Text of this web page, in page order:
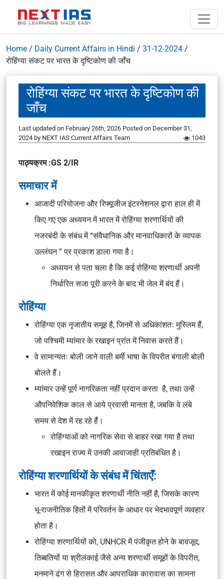
Home / Daily Current Affairs in Hindi / 31-12-2024 /
रोहिंग्या संकट पर भारत के दृष्टिकोण की जाँच
रोहिंग्या संकट पर भारत के दृष्टिकोण की
जाँच
Last updated on February 26th, 2026 Posted on December 31,
2024 by NEXT IAS Current Affairs Team 1043
पाठ्यक्रम :GS 2/IR
समाचार में
आजादी परियोजना और रिफ्यूजीज इंटरनेशनल द्वारा हाल ही में
किए गए एक अध्ययन में भारत में रोहिंग्या शरणार्थियों की
नजरबंदी के संबंध में “संवैधानिक और मानवाधिकारों के व्यापक
उल्लंघन ” पर प्रकाश डाला गया है।
अध्ययन से पता चला है कि कई रोहिंग्या शरणार्थी अपनी
निर्धारित सजा पूरी करने के बाद भी जेल में बंद हैं।
रोहिंग्या
रोहिंग्या एक नृजातीय समूह है, जिनमें से अधिकांशतः मुस्लिम हैं,
जो पश्चिमी म्यांमार के रखाइन प्रांत में निवास करते हैं।
वे सामान्यतः बोली जाने वाली बर्मी भाषा के विपरीत बंगाली बोली
बोलते हैं।
म्यांमार उन्हें पूर्ण नागरिकता नहीं प्रदान करता है, तथा उन्हें
औपनिवेशिक काल से आये प्रवासी मानता है, जबकि वे लंबे
समय से देश में रह रहे हैं।
रोहिंग्याओं को नागरिक सेवा से बाहर रखा गया है तथा
रखाइन राज्य में उनकी आवाजाही प्रतिबंधित है।
रोहिंग्या शरणार्थियों के संबंध में चिंताएँ:
भारत में कोई मानकीकृत शरणार्थी नीति नहीं है, जिसके कारण
भू-राजनीतिक हितों में परिवर्तन के आधार पर भेदभावपूर्ण व्यवहार
होता है।
रोहिंग्या शरणार्थियों को, UNHCR में पंजीकृत होने के बावजूद,
तिब्बतियों या श्रीलंकाई जैसे अन्य शरणार्थी समूहों के विपरीत,
मनमाने ढंग से हिरासत और आपराधिक कारावास का सामना